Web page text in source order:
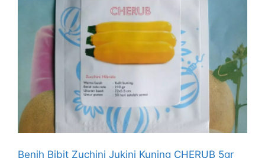
Benih Bibit Zuchini Jukini Kuning CHERUB 5gr